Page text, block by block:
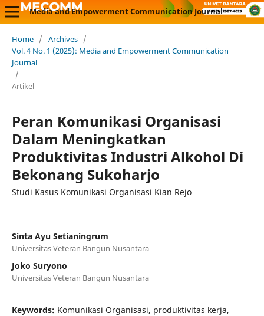
Media and Empowerment Communication Journal
Home / Archives /
Vol. 4 No. 1 (2025): Media and Empowerment Communication
Journal
/
Artikel
Peran Komunikasi Organisasi
Dalam Meningkatkan
Produktivitas Industri Alkohol Di
Bekonang Sukoharjo
Studi Kasus Komunikasi Organisasi Kian Rejo
Sinta Ayu Setianingrum
Universitas Veteran Bangun Nusantara
Joko Suryono
Universitas Veteran Bangun Nusantara
Keywords: Komunikasi Organisasi, produktivitas kerja,